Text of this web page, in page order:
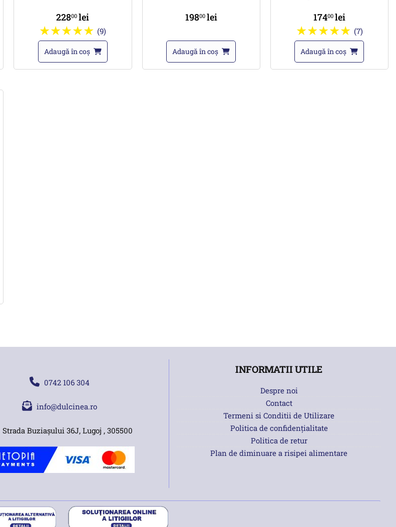
22800lei
(9)
Adaugă în coș
19800 lei
Adaugă în coș
17400 lei
(7)
Adaugă în coș
0742 106 304
info@dulcinea.ro
Strada Buziașului 36J, Lugoj , 305500
INFORMATII UTILE
Despre noi
Contact
Termeni si Conditii de Utilizare
Politica de confidențialitate
Politica de retur
Plan de diminuare a risipei alimentare